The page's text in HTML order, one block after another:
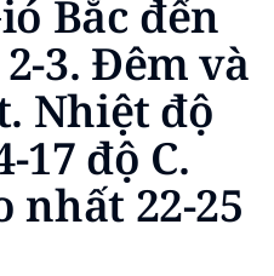
Bắc đến
3. Đêm và
Nhiệt độ
17 độ C.
nhất 22-25